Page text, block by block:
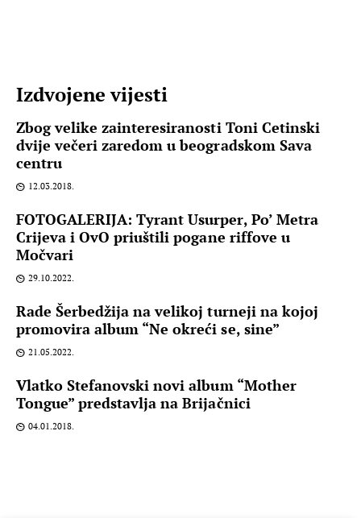
Izdvojene vijesti
Zbog velike zainteresiranosti Toni Cetinski
dvije večeri zaredom u beogradskom Sava
centru
12.03.2018.
FOTOGALERIJA: Tyrant Usurper, Po’ Metra
Crijeva i OvO priuštili pogane riffove u
Močvari
29.10.2022.
Rade Šerbedžija na velikoj turneji na kojoj
promovira album “Ne okreći se, sine”
21.05.2022.
Vlatko Stefanovski novi album “Mother
Tongue” predstavlja na Brijačnici
04.01.2018.